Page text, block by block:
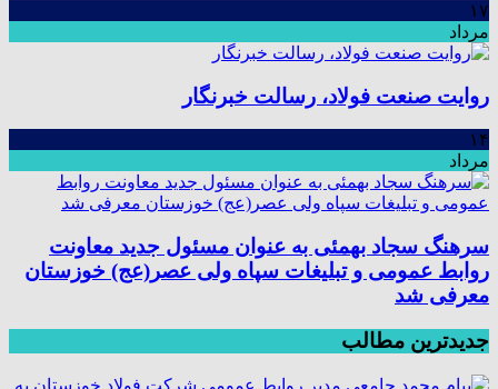
۱۷
مرداد
روایت صنعت فولاد،‌ رسالت خبرنگار
۱۴
مرداد
سرهنگ سجاد بهمئی به عنوان مسئول جدید معاونت
روابط عمومی و تبلیغات سپاه ولی عصر(عج) خوزستان
معرفی شد
جدیدترین مطالب